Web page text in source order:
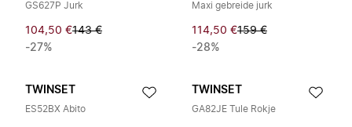
GS627P Jurk
104,50 €143 €
-27%
Maxi gebreide jurk
114,50 €159 €
-28%
TWINSET
ES52BX Abito
TWINSET
GA82JE Tule Rokje